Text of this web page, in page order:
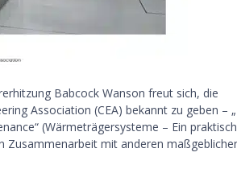
Babcock Wanson freut sich, die
Association (CEA) bekannt zu geben –
(Wärmeträgersysteme – Ein
Zusammenarbeit mit anderen